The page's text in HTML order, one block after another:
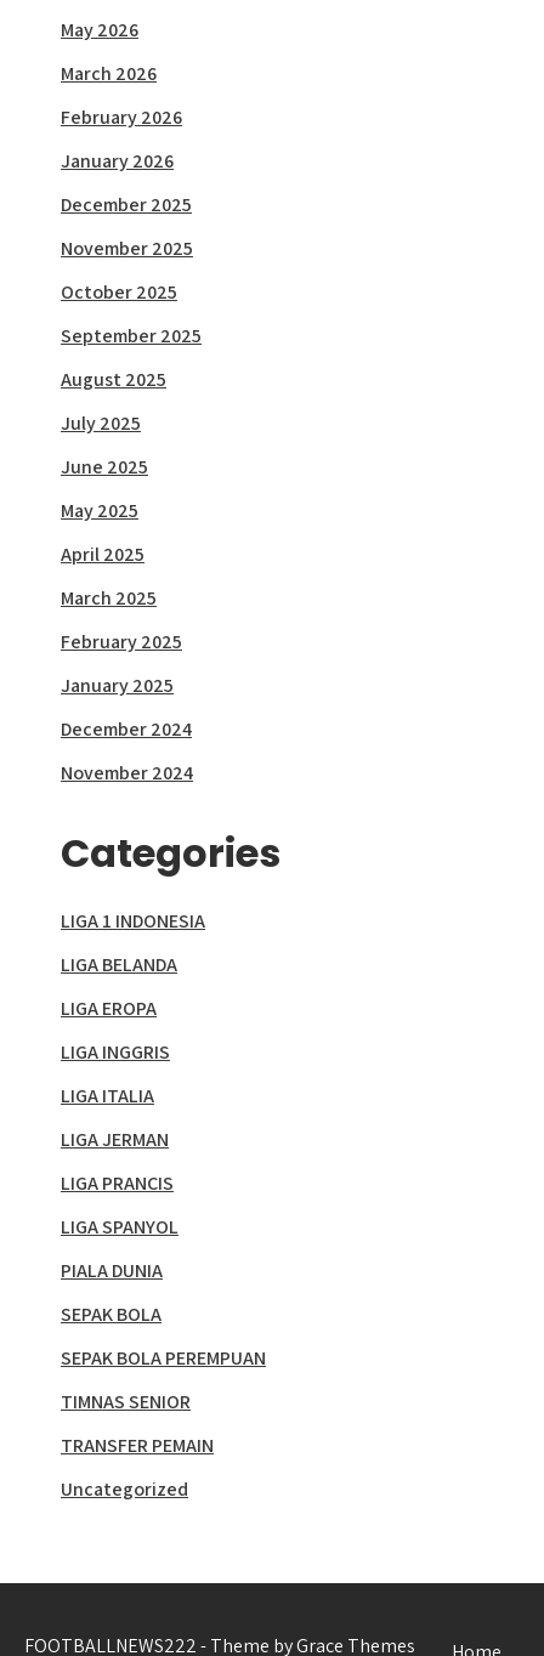
May 2026
March 2026
February 2026
January 2026
December 2025
November 2025
October 2025
September 2025
August 2025
July 2025
June 2025
May 2025
April 2025
March 2025
February 2025
January 2025
December 2024
November 2024
Categories
LIGA 1 INDONESIA
LIGA BELANDA
LIGA EROPA
LIGA INGGRIS
LIGA ITALIA
LIGA JERMAN
LIGA PRANCIS
LIGA SPANYOL
PIALA DUNIA
SEPAK BOLA
SEPAK BOLA PEREMPUAN
TIMNAS SENIOR
TRANSFER PEMAIN
Uncategorized
FOOTBALLNEWS222 - Theme by Grace Themes